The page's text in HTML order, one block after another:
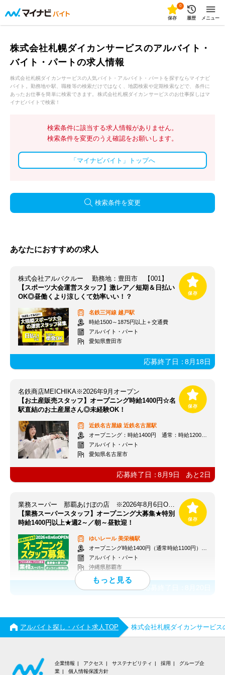
0
保存 履歴 メニュー
株式会社札幌ダイカンサービスのアルバイト・
バイト・パートの求人情報
株式会社札幌ダイカンサービスの人気バイト・アルバイト・パートを探すならマイナビ
バイト。勤務地や駅、職種等の検索だけではなく、地図検索や定期検索などで、条件に
あったお仕事を簡単に検索できます。株式会社札幌ダイカンサービスのお仕事探しはマ
イナビバイトで検索！
検索条件に該当する求人情報がありません。
検索条件を変更のうえ確認をお願いします。
「マイナビバイト」トップへ
検索条件を変更
あなたにおすすめの求人
株式会社アルバクルー 勤務地：豊田市 【001】
【スポーツ大会運営スタッフ】激レア／短期＆日払い
OK◎昼働くより涼しくて効率いい！？
名鉄三河線 越戸駅
時給1500～1875円以上＋交通費
アルバイト・パート
愛知県豊田市
応募終了日：8月18日
名鉄商店MEICHIKA※2026年9月オープン
【お土産販売スタッフ】オープニング時給1400円☆名
駅直結のお土産屋さん◎未経験OK！
近鉄名古屋線 近鉄名古屋駅
オープニング：時給1400円 通常：時給1200円～＋交通費全額支給
アルバイト・パート
愛知県名古屋市
応募終了日：8月9日 あと 2日
業務スーパー 那覇あけぼの店 ※2026年8月6日OPEN
【業務スーパースタッフ】オープニング大募集★特別
時給1400円以上★週2～／朝～昼歓迎！
ゆいレール美栄橋駅
オープニング時給1400円（通常時給1100円）※各種手当あり
アルバイト・パート
沖縄県那覇市
応募終了日：
アルバイト探し・バイト求人TOP 株式会社札幌ダイカンサービ
企業情報 アクセス サステナビリティ 採用
グループ企
業
個人情報保護方針